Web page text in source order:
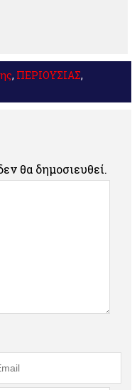
, ΠΕΡΙΟΥΣΙΑΣ,
θα δημοσιευθεί.